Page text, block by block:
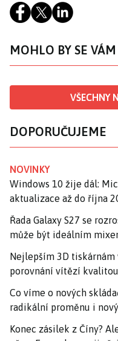
MOHLO BY SE
VŠECHNY
DOPORUČUJEME
NOVINKY
Windows 10 žije dál:
aktualizace až do října
Řada Galaxy S27 se
může být ideálním
Nejlepším 3D tiskárnám
porovnání vítězí
Co víme o nových
radikální proměnu i
Konec zásilek z Číny?